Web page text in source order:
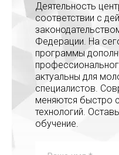
Деятельность
соответствии с
Федерации. На
программы
актуальны для
специалистов.
меняются быстро
технологий.
обучение.